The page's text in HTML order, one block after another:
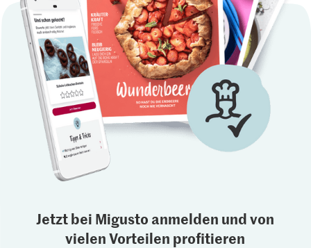
Jetzt bei Migusto anmelden und von
vielen Vorteilen profitieren